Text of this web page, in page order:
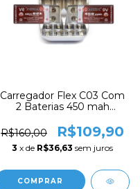
Carregador Flex C03 Com
2 Baterias 450 mah
Lítio Ion Mo-9v450
R$160,00 R$109,90
3 x de R$36,63 sem juros